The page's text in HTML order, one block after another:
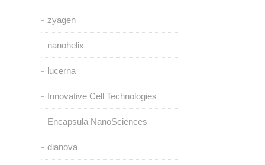
zyagen
nanohelix
lucerna
Innovative Cell Technologies
Encapsula NanoSciences
dianova